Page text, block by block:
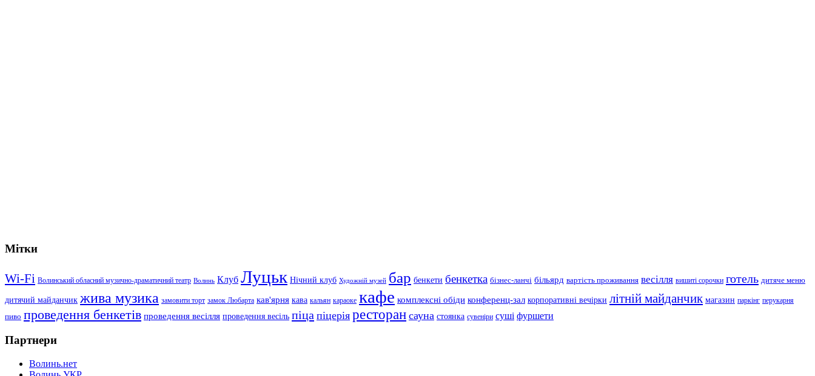
Мітки
Wi-Fi Волинський обласний музично-драматичний театр Волинь Клуб Луцьк Нічний клуб Художній музей бар бенкети бенкетка бізнес-ланчі більярд вартість проживання весілля вишиті сорочки готель дитяче меню
дитячий майданчик жива музика замовити торт замок Любарта кав'ярня кава кальян караоке кафе комплексні обіди конференц-зал корпоративні вечірки літній майданчик магазин паркінг перукарня
пиво проведення бенкетів проведення весілля проведення весіль піца піцерія ресторан сауна стоянка сувеніри суші фуршети
Партнери
Волинь.нет